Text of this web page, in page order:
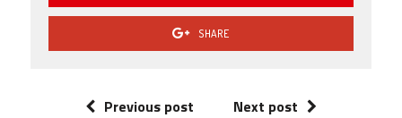
SHARE
Previous post Next post